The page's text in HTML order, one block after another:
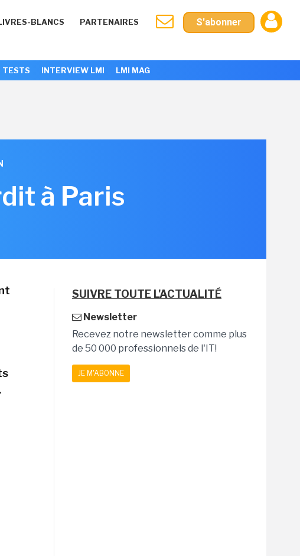
BLANCS PARTENAIRES S'abonner
TESTS INTERVIEW LMI LMI MAG
à Paris
SUIVRE TOUTE L'ACTUALITÉ
Newsletter
Recevez notre newsletter comme plus
de 50 000 professionnels de l'IT!
JE M'ABONNE